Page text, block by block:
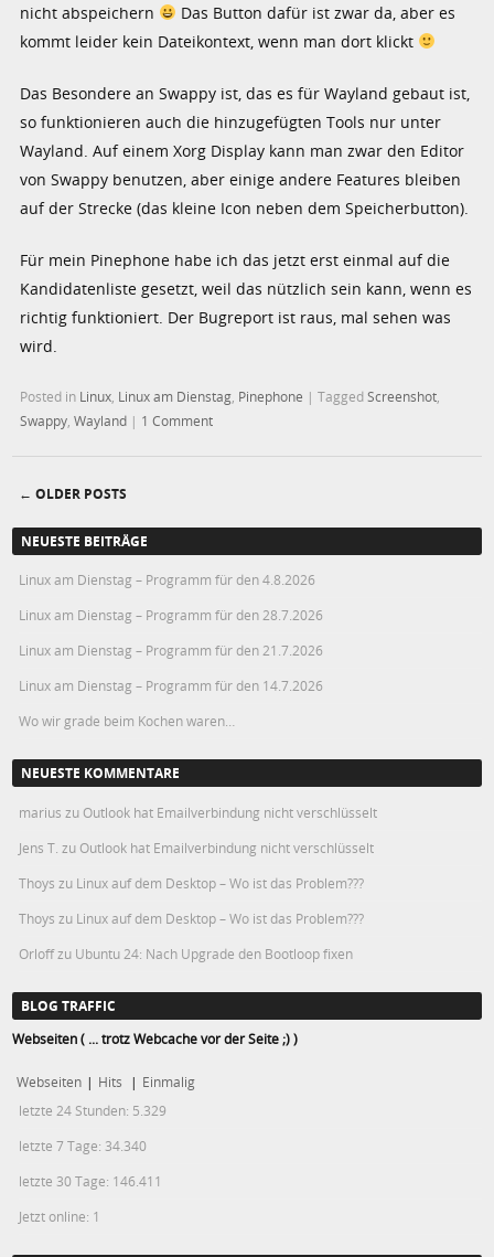
nicht abspeichern
Das Button dafür ist zwar da, aber es
kommt leider kein Dateikontext, wenn man dort klickt
Das Besondere an Swappy ist, das es für Wayland gebaut ist,
so funktionieren auch die hinzugefügten Tools nur unter
Wayland. Auf einem Xorg Display kann man zwar den Editor
von Swappy benutzen, aber einige andere Features bleiben
auf der Strecke (das kleine Icon neben dem Speicherbutton).
Für mein Pinephone habe ich das jetzt erst einmal auf die
Kandidatenliste gesetzt, weil das nützlich sein kann, wenn es
richtig funktioniert. Der Bugreport ist raus, mal sehen was
wird.
Posted in Linux Linux am Dienstag Pinephone |TaggedScreenshot
Swappy ,Wayland | 1 Comment
Post navigation
← OLDER POSTS
NEUESTE BEITRÄGE
Linux am Dienstag – Programm für den 4.8.2026
Linux am Dienstag – Programm für den 28.7.2026
Linux am Dienstag – Programm für den 21.7.2026
Linux am Dienstag – Programm für den 14.7.2026
Wo wir grade beim Kochen waren…
NEUESTE KOMMENTARE
marius zu Outlook hat Emailverbindung nicht verschlüsselt
Jens T. zu Outlook hat Emailverbindung nicht verschlüsselt
Thoys zu Linux auf dem Desktop – Wo ist das Problem???
Thoys zu Linux auf dem Desktop – Wo ist das Problem???
Orloffzu Ubuntu 24: Nach Upgrade den Bootloop fixen
BLOG TRAFFIC
Webseiten ( ... trotz Webcache vor der Seite ;) )
Webseiten | Hits | Einmalig
letzte 24 Stunden: 5.329
letzte 7 Tage: 34.340
letzte 30 Tage: 146.411
Jetzt online: 1